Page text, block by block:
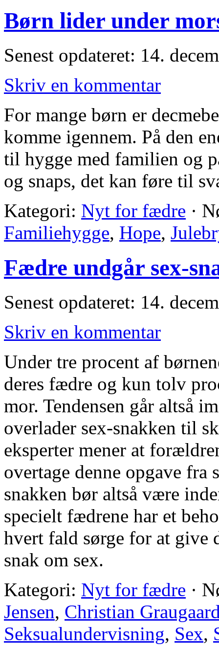
Børn lider under
Senest opdateret: 14.
Skriv en kommentar
For mange børn er
komme igennem. På den
til hygge med familien og
og snaps, det kan føre til
Kategori: Nyt for fædre ·
Familiehygge, Hope,
Fædre undgår sex-
Senest opdateret: 14.
Skriv en kommentar
Under tre procent af
deres fædre og kun tolv
mor. Tendensen går altså
overlader sex-snakken til
eksperter mener at
overtage denne opgave fra
snakken bør altså være
specielt fædrene har et
hvert fald sørge for at give
snak om sex.
Kategori: Nyt for fædre ·
Jensen, Christian
Seksualundervisning, Sex,